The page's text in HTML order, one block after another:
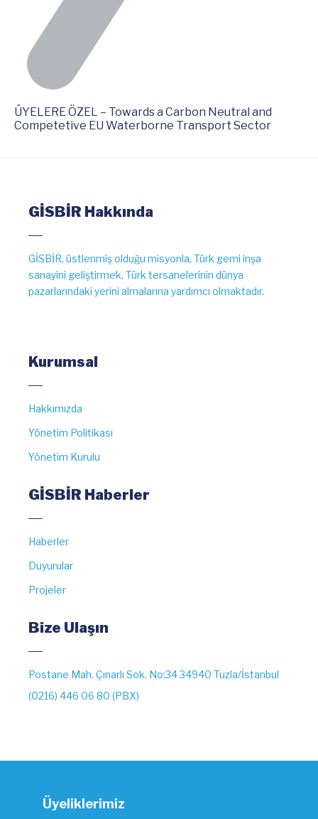
ÜYELERE ÖZEL – Towards a Carbon Neutral and
Competetive EU Waterborne Transport Sector
GİSBİR Hakkında
GİSBİR, üstlenmiş olduğu misyonla, Türk gemi inşa
sanayini geliştirmek, Türk tersanelerinin dünya
pazarlarındaki yerini almalarına yardımcı olmaktadır.
Kurumsal
Hakkımızda
Yönetim Politikası
Yönetim Kurulu
GİSBİR Haberler
Haberler
Duyurular
Projeler
Bize Ulaşın
Postane Mah. Çınarlı Sok. No:34 34940 Tuzla/İstanbul
(0216) 446 06 80 (PBX)
Üyeliklerimiz